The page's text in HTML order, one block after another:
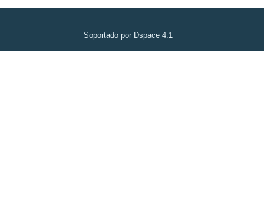
Soportado por Dspace 4.1